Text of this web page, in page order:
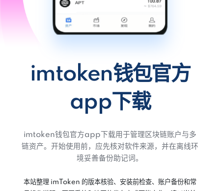
imtoken钱包官方
app下载
imtoken钱包官方app下载用于管理区块链账户与多
链资产。开始使用前，应先核对软件来源，并在离线环
境妥善备份助记词。
本站整理 imToken 的版本核验、安装前检查、账户备份和常